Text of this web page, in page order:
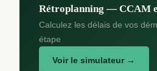
Rétroplanning — CCAM
Calculez les délais de vos
étape
Voir le simulateur →